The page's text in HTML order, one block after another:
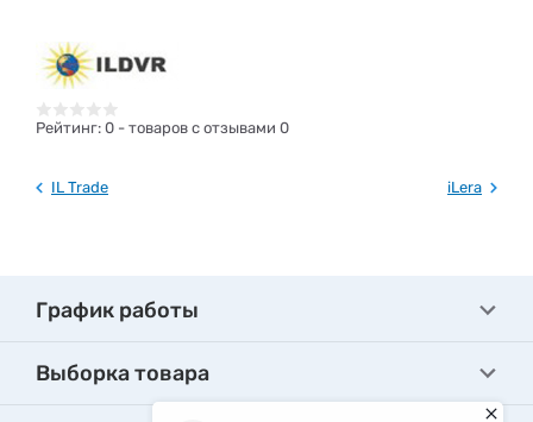
Рейтинг: 0 - товаров с отзывами 0
IL Trade iLera
График работы
Выборка товара